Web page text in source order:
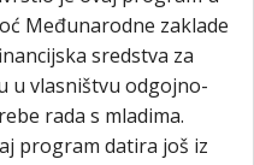
Međunarodne zaklade
sredstva za
u vlasništvu odgojno-
rada s mladima.
program datira još iz